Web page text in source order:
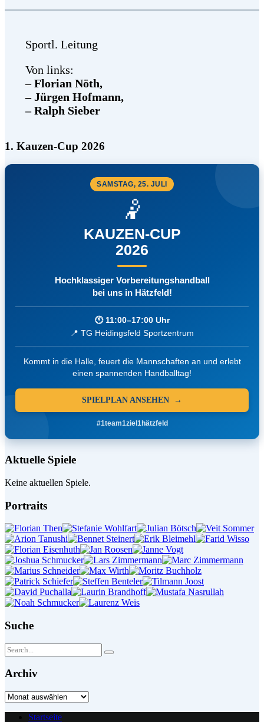
Sportl. Leitung
Von links:
–Florian Nöth,
– Jürgen Hofmann,
– Ralph Sieber
1. Kauzen-Cup 2026
SAMSTAG, 25. JULI
🤾
KAUZEN-CUP
2026
Hochklassiger Vorbereitungshandball
bei uns in Hätzfeld!
🕚 11:00–17:00 Uhr
📍 TG Heidingsfeld Sportzentrum
Kommt in die Halle, feuert die Mannschaften an und erlebt
einen spannenden Handballtag!
SPIELPLAN ANSEHEN →
#1team1ziel1hätzfeld
Aktuelle Spiele
Keine aktuellen Spiele.
Portraits
Suche
Archiv
Archiv
Startseite